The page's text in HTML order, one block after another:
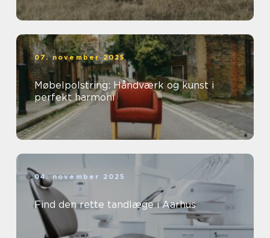
07. november 2025
Møbelpolstring: Håndværk og kunst i
perfekt harmoni
04. november 2025
Find den rette tandlæge i Aarhus